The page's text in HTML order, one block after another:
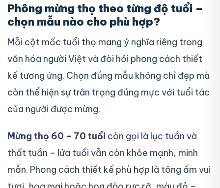
Phông mừng thọ theo từng độ tuổi –
chọn mẫu nào cho phù hợp?
Mỗi cột mốc tuổi thọ mang ý nghĩa riêng trong
văn hóa người Việt và đòi hỏi phong cách thiết
kế tương ứng. Chọn đúng mẫu không chỉ đẹp mà
còn thể hiện sự trân trọng đúng mực với tuổi tác
của người được mừng.
Mừng thọ 60 – 70 tuổi còn gọi là lục tuần và
thất tuần – lứa tuổi vẫn còn khỏe mạnh, minh
mẫn. Phong cách thiết kế phù hợp là tông ấm vui